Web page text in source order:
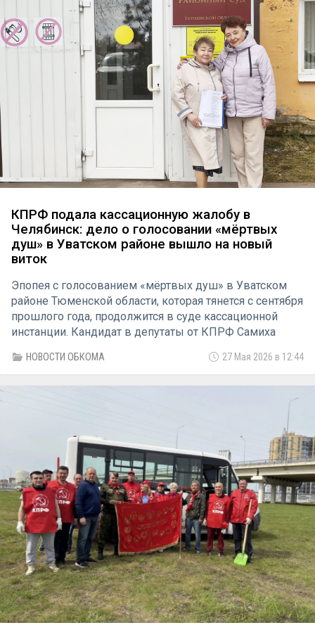
КПРФ подала кассационную жалобу в
Челябинск: дело о голосовании «мёртвых
душ» в Уватском районе вышло на новый
виток
Эпопея с голосованием «мёртвых душ» в Уватском
районе Тюменской области, которая тянется с сентября
прошлого года, продолжится в суде кассационной
инстанции. Кандидат в депутаты от КПРФ Самиха
региона Тамары Казанцевой подала кассационную
жалобу. Документ направлен через Уватский
уже третья судебная инстанция, куда коммунисты
обращаются в попытке доказать факт фальсификации
итогов голосования на избирательном участке №2303
в ходе выборов 10 сентября 2025 года.
НОВОСТИ ОБКОМА 27 Мая 2026 в 12:44